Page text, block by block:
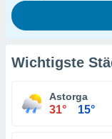
Wichtigste
Astorga
31° 15°